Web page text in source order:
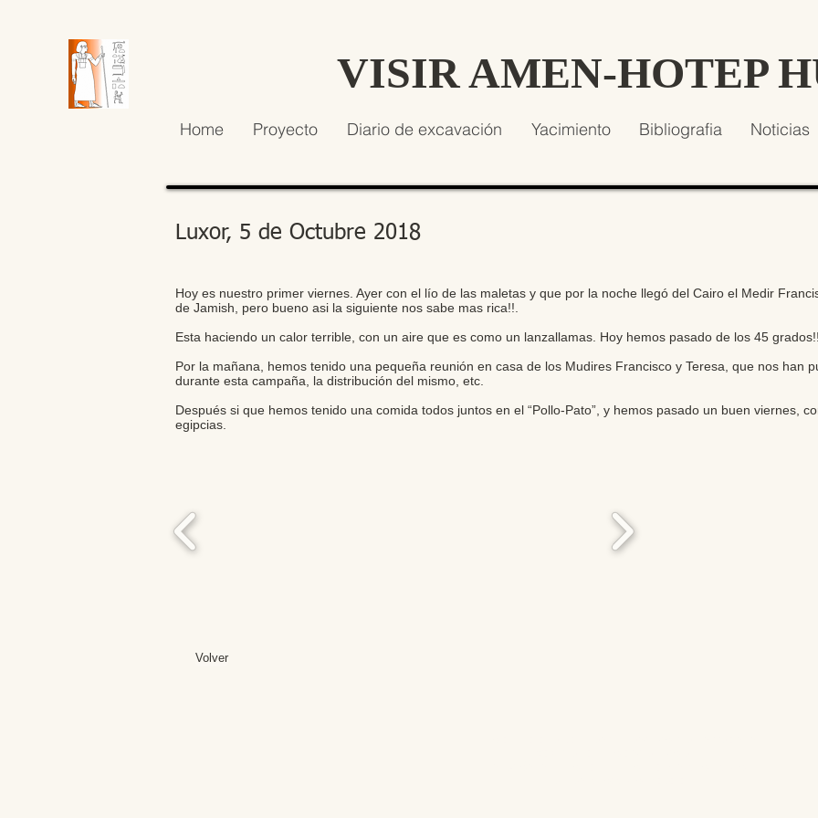
VISIR AMEN-HOTEP
Home Proyecto Diario de excavación Yacimiento Bibliografia Noticias
Luxor, 5 de Octubre 2018
Hoy es nuestro primer viernes. Ayer con el lío de las maletas y que por la noche llegó del Cairo el Medir
de Jamish, pero bueno asi la siguiente nos sabe mas rica!!.
Esta haciendo un calor terrible, con un aire que es como un lanzallamas. Hoy hemos pasado de los 45
Por la mañana, hemos tenido una pequeña reunión en casa de los Mudires Francisco y Teresa, que nos han
durante esta campaña, la distribución del mismo, etc.
Después si que hemos tenido una comida todos juntos en el “Pollo-Pato”, y hemos pasado un buen viernes,
egipcias.
Volver